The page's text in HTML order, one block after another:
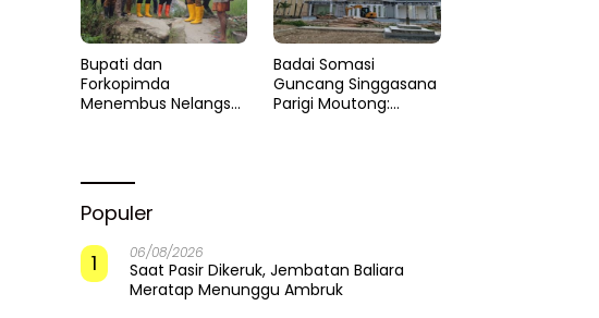
​Bupati dan
Forkopimda
Menembus Nelangsa
Sinergi
Badai Somasi
Guncang Singgasana
Parigi Moutong:
Populer
1
06/08/2026
Saat Pasir Dikeruk, Jembatan Baliara
Meratap Menunggu Ambruk